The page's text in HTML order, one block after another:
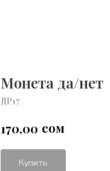
Монета да/нет
ДР17
170,00 сом
Купить